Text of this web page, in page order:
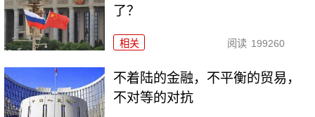
了？
相关 阅读 199260
不着陆的金融，不平衡的贸易，
不对等的对抗